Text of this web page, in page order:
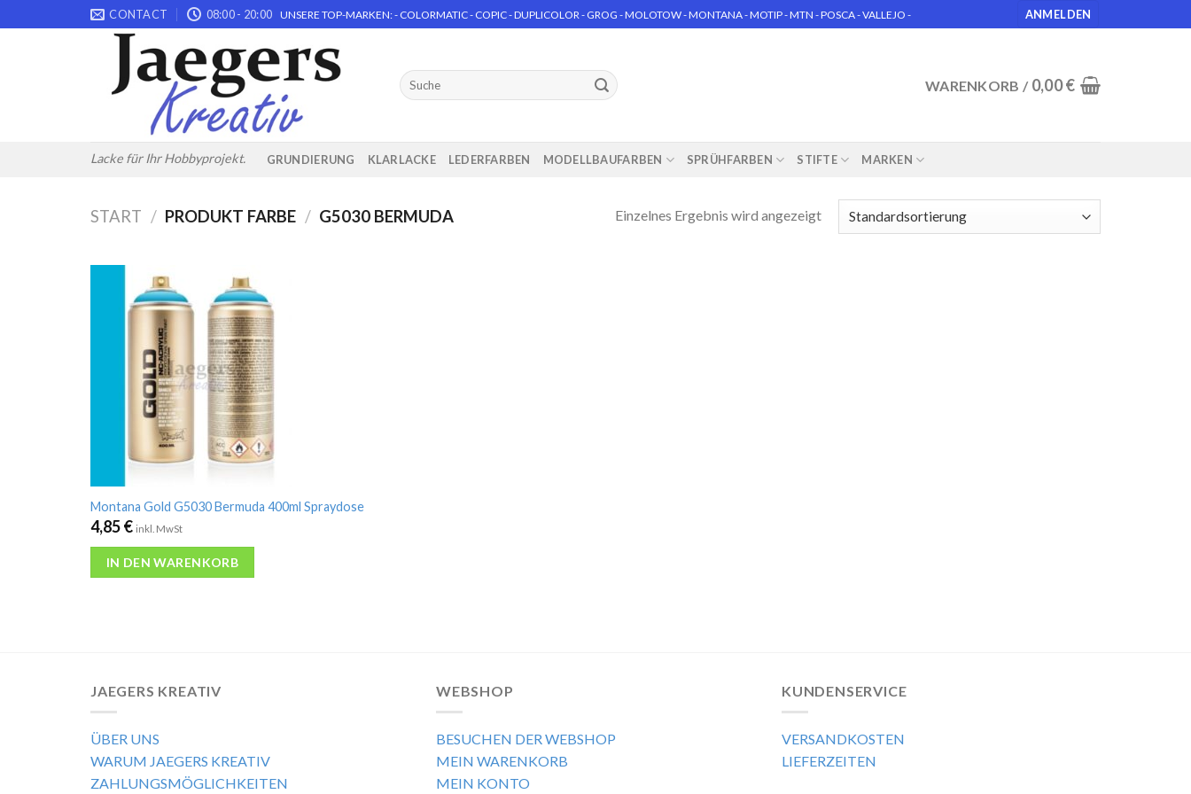
to
CONTACT 08:00 - 20:00 UNSERE TOP-MARKEN: - COLORMATIC - COPIC - DUPLICOLOR - GROG - MOLOTOW - MONTANA - MOTIP - MTN - POSCA - VALLEJO - ANMELDEN
Lacke für Ihr Hobbyprojekt.
Suchen
nach:
WARENKORB / 0,00€
GRUNDIERUNG KLARLACKE LEDERFARBEN MODELLBAUFARBEN SPRÜHFARBEN STIFTE MARKEN
START / PRODUKT FARBE / G5030 BERMUDA Einzelnes Ergebnis wird angezeigt
Montana Gold G5030 Bermuda 400ml Spraydose
4,85€ inkl. MwSt
IN DEN WARENKORB
JAEGERS KREATIV
ÜBER UNS
WARUM JAEGERS KREATIV
ZAHLUNGSMÖGLICHKEITEN
WEBSHOP
BESUCHEN DER WEBSHOP
MEIN WARENKORB
MEIN KONTO
KUNDENSERVICE
VERSANDKOSTEN
LIEFERZEITEN